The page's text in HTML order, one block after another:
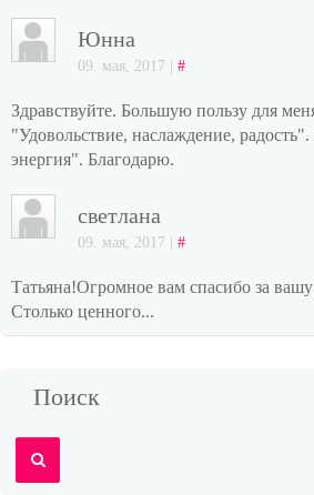
Юнна
09. мая, 2017 | #
Здравствуйте. Большую пользу для
"Удовольствие, наслаждение,
энергия". Благодарю.
светлана
09. мая, 2017 | #
Татьяна!Огромное вам спасибо за вашу
Столько ценного...
Поиск